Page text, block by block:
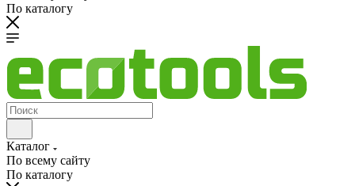
По каталогу
Каталог
По всему сайту
По каталогу